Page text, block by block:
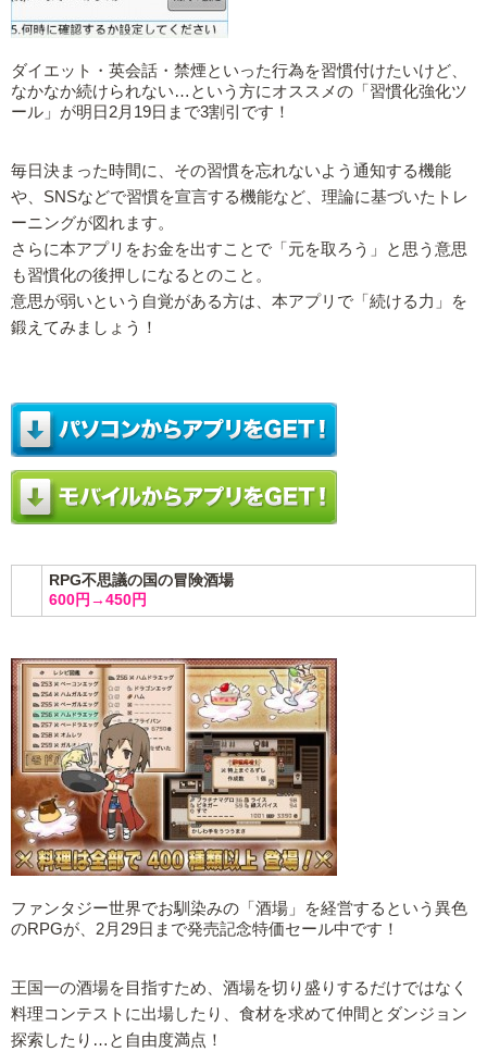
ダイエット・英会話・禁煙といった行為を習慣付けたいけど、
なかなか続けられない…という方にオススメの「習慣化強化ツ
ール」が明日2月19日まで3割引です！
毎日決まった時間に、その習慣を忘れないよう通知する機能
や、SNSなどで習慣を宣言する機能など、理論に基づいたトレ
ーニングが図れます。
さらに本アプリをお金を出すことで「元を取ろう」と思う意思
も習慣化の後押しになるとのこと。
意思が弱いという自覚がある方は、本アプリで「続ける力」を
鍛えてみましょう！
RPG不思議の国の冒険酒場
600円→450円
ファンタジー世界でお馴染みの「酒場」を経営するという異色
のRPGが、2月29日まで発売記念特価セール中です！
王国一の酒場を目指すため、酒場を切り盛りするだけではなく
料理コンテストに出場したり、食材を求めて仲間とダンジョン
探索したり…と自由度満点！